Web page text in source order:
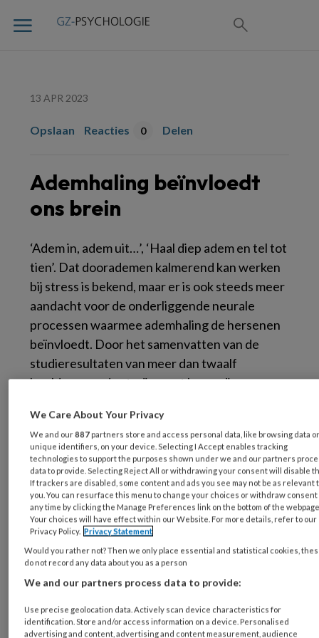
13 APR 2023
Opslaan Reacties 0 Delen
Ademhaling beïnvloedt
ons brein
‘Adem in, adem uit…’, ‘Haal diep adem en tel tot
tien’. Dat doorademen kalmerend kan werken
bij stress is bekend, maar er is ook steeds meer
aandacht voor de onderliggende neurale
processen waarmee ademhaling de hersenen
beïnvloedt. Door het samenvatten van de
studieresultaten van meer dan twaalf
beeldvormende studies met knaagdieren,
Allen van de Aarhus Universiteit meer over de
invloed van ademhaling op het brein.1Uit diens
overzichtsartikel komt uit metingen van
hersengolven naar voren dat het
ademhalingsritme nauw verbonden is met
hersenactiviteit en dat dit onze perceptie,
emotie en aandacht beïnvloedt. Zo zijn we
gevoeliger voor de buitenwereld wanneer we
dan ons in leven houden en dat we met onze
ademhaling daadwerkelijk onze stemming,
We Care About Your Privacy
We and our887 partners store and access personal data, like browsing data
unique identifiers, on your device. Selecting I Accept enables tracking
technologies to support the purposes shown under we and our partners
data to provide. Selecting Reject All or withdrawing your consent will disable
If trackers are disabled, some content and ads you see may not be as relevant
you. You can resurface this menu to change your choices or withdraw consent
any time by clicking the Manage Preferences link on the bottom of the
Your choices will have effect within our Website. For more details, refer to our
Privacy Policy. Privacy Statement
Would you rather not? Then we only place essential and statistical cookies,
do not record any data about you as a person
We and our partners process data to provide:
Use precise geolocation data. Actively scan device characteristics for
identification. Store and/or access information on a device. Personalised
advertising and content, advertising and content measurement, audience